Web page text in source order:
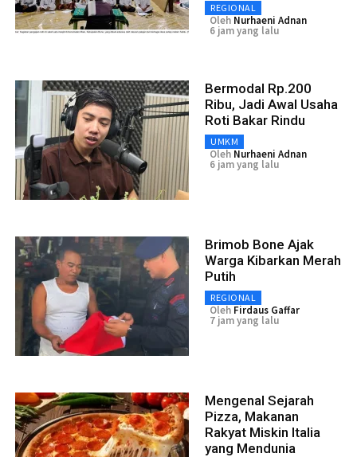
REGIONAL
Oleh Nurhaeni Adnan
6 jam yang lalu
Bermodal Rp.200
Ribu, Jadi Awal Usaha
Roti Bakar Rindu
UMKM
Oleh Nurhaeni Adnan
6 jam yang lalu
Brimob Bone Ajak
Warga Kibarkan Merah
Putih
REGIONAL
Oleh Firdaus Gaffar
7 jam yang lalu
Mengenal Sejarah
Pizza, Makanan
Rakyat Miskin Italia
yang Mendunia